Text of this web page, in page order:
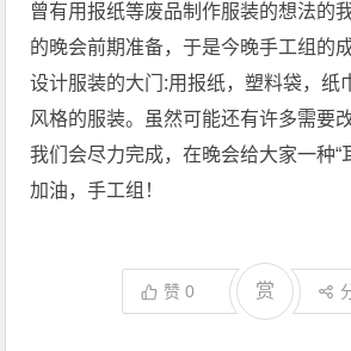
曾有用报纸等废品制作服装的想法的
的晚会前期准备，于是今晚手工组的
设计服装的大门:用报纸，塑料袋，纸
风格的服装。虽然可能还有许多需要
我们会尽力完成，在晚会给大家一种“
加油，手工组！
赞0 赏